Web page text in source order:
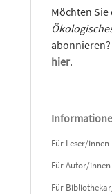
Möchten
hier.
Für Leser/innen
Für Autor/innen
Für